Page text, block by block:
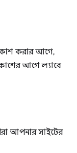
করার আগে,
আগে ল্যাবে
আপনার সাইটের